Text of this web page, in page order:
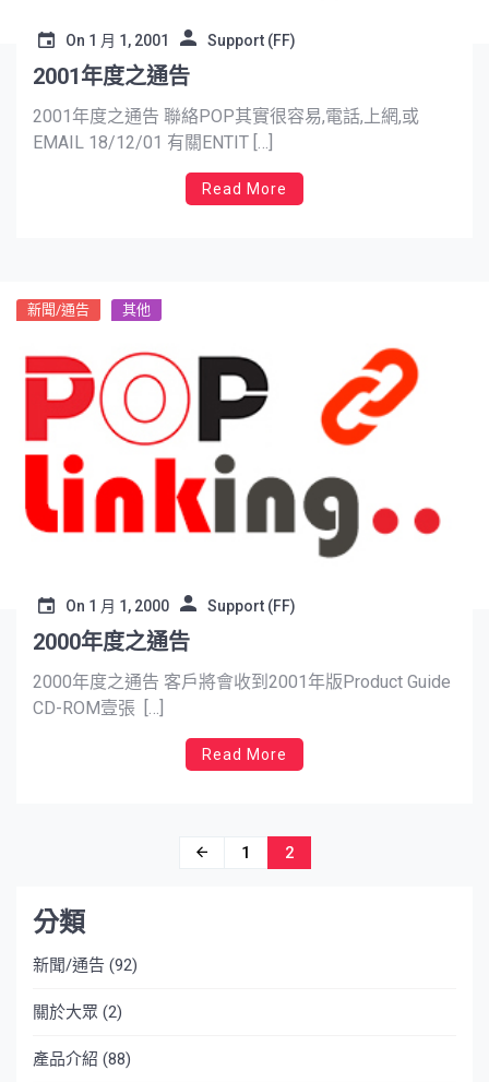
On 1 月 1, 2001 Support (FF)
2001年度之通告
2001年度之通告 聯絡POP其實很容易,電話,上網,或
EMAIL 18/12/01 有關ENTIT […]
Read More
新聞/通告 其他
On 1 月 1, 2000 Support (FF)
2000年度之通告
2000年度之通告 客戶將會收到2001年版Product Guide
CD-ROM壹張 […]
Read More
1 2
分類
新聞/通告 (92)
關於大眾 (2)
產品介紹 (88)